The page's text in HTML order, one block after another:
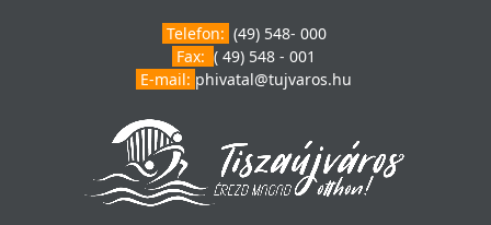
Telefon: (49) 548- 000
Fax: ( 49) 548 - 001
E-mail: phivatal@tujvaros.hu